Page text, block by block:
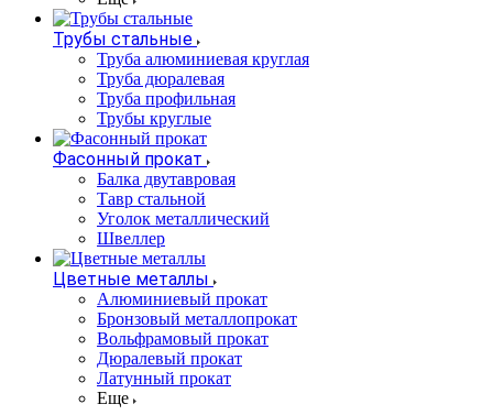
Трубы стальные
Труба алюминиевая круглая
Труба дюралевая
Труба профильная
Трубы круглые
Фасонный прокат
Балка двутавровая
Тавр стальной
Уголок металлический
Швеллер
Цветные металлы
Алюминиевый прокат
Бронзовый металлопрокат
Вольфрамовый прокат
Дюралевый прокат
Латунный прокат
Еще